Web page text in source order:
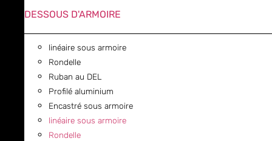
DESSOUS D'ARMOIRE
linéaire sous armoire
Rondelle
Ruban au DEL
Profilé aluminium
Encastré sous armoire
linéaire sous armoire
Rondelle